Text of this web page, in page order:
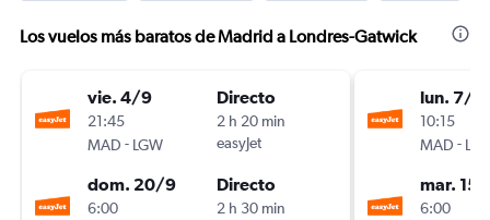
Los vuelos más baratos de Madrid a Londres-Gatwick
vie. 4/9
21:45
MAD - LGW
Directo
2 h 20 min
easyJet
dom. 20/9
6:00
Directo
2 h 30 min
lun. 7/9
10:15
MAD -
mar.
6:00